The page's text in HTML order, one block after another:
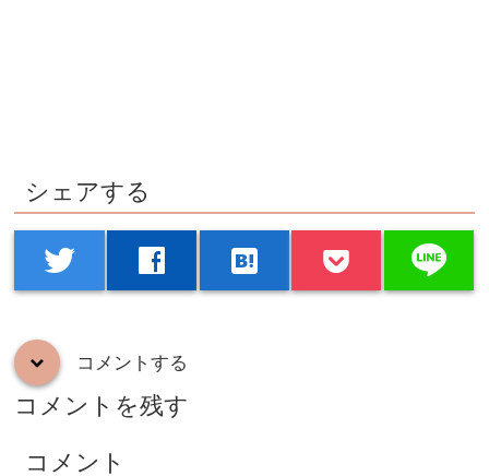
シェアする
twitter facebook hatenabookmark line
down コメントする
コメントを残す
コメント